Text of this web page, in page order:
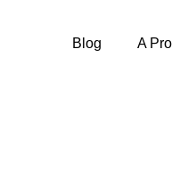
Blog A